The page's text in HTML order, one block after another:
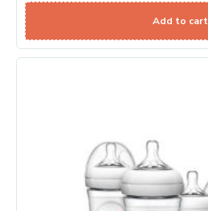
Add to cart